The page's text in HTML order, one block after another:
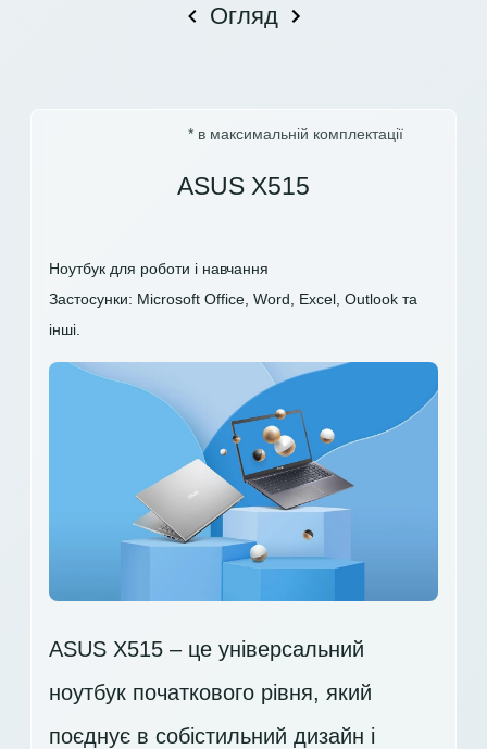
Огляд
* в максимальній комплектації
ASUS X515
Ноутбук для роботи і навчання
Застосунки: Microsoft Office, Word, Excel, Outlook та
інші.
ASUS X515 – це універсальний
ноутбук початкового рівня, який
поєднує в собістильний дизайн і